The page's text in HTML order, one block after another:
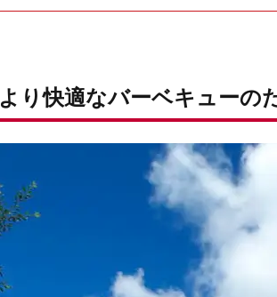
より快適なバーベキューの